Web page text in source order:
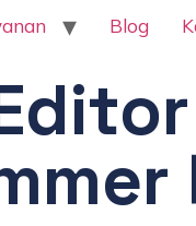
Blog